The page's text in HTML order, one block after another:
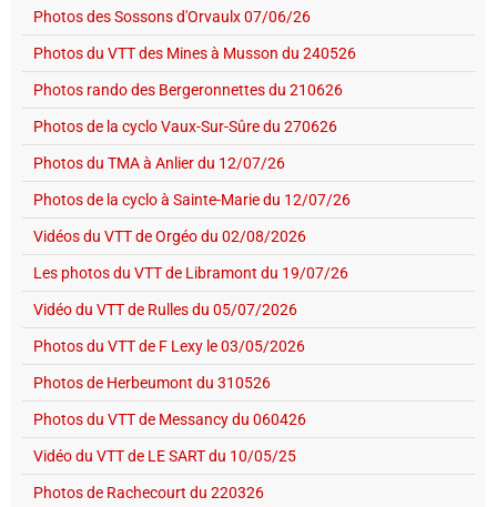
Photos des Sossons d'Orvaulx 07/06/26
Photos du VTT des Mines à Musson du 240526
Photos rando des Bergeronnettes du 210626
Photos de la cyclo Vaux-Sur-Sûre du 270626
Photos du TMA à Anlier du 12/07/26
Photos de la cyclo à Sainte-Marie du 12/07/26
Vidéos du VTT de Orgéo du 02/08/2026
Les photos du VTT de Libramont du 19/07/26
Vidéo du VTT de Rulles du 05/07/2026
Photos du VTT de F Lexy le 03/05/2026
Photos de Herbeumont du 310526
Photos du VTT de Messancy du 060426
Vidéo du VTT de LE SART du 10/05/25
Photos de Rachecourt du 220326